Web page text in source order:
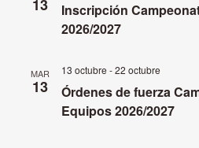
13
Inscripción
2026/2027
MAR
13
Órdenes de fuerza
Equipos 2026/2027
13 octubre -22 octubre